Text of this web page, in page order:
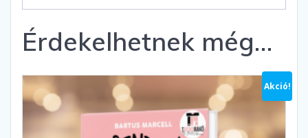
Érdekelhetnek még…
Akció!